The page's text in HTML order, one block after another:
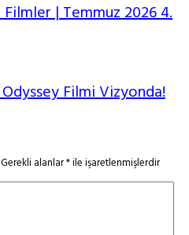
| Temmuz 2026 4.
Filmi Vizyonda!
Gerekli alanlar*ile işaretlenmişlerdir